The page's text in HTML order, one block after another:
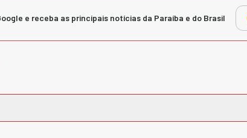
e receba as principais notícias da Paraíba e do Brasil